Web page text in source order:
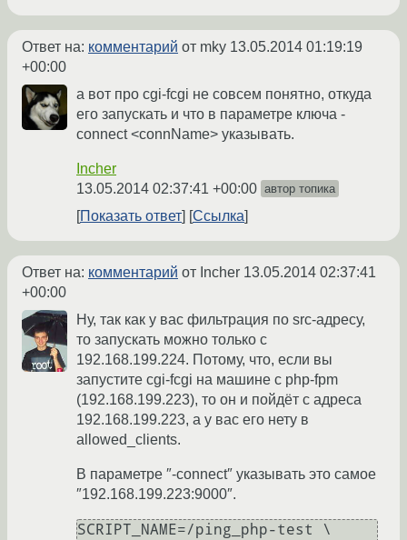
Ответ на: комментарий от mky 13.05.2014 01:19:19
+00:00
а вот про cgi-fcgi не совсем понятно, откуда
его запускать и что в параметре ключа -
connect <connName> указывать.
Incher
13.05.2014 02:37:41 +00:00 автор топика
Показать ответ Ссылка
Ответ на: комментарий от Incher 13.05.2014 02:37:41
+00:00
Ну, так как у вас фильтрация по src-адресу,
то запускать можно только с
192.168.199.224. Потому, что, если вы
запустите cgi-fcgi на машине с php-fpm
(192.168.199.223), то он и пойдёт с адреса
192.168.199.223, а у вас его нету в
allowed_clients.
В параметре ″-connect″ указывать это самое
″192.168.199.223:9000″.
SCRIPT_NAME=/ping_php-test \